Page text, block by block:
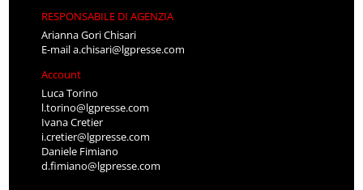
RESPONSABILE DI AGENZIA
Arianna Gori Chisari
E-maila.chisari@lgpresse.com
Account
Luca Torino
l.torino@lgpresse.com
Ivana Cretier
i.cretier@lgpresse.com
Daniele Fimiano
d.fimiano@lgpresse.com